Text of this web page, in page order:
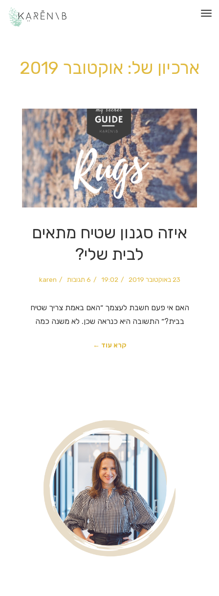
תפריט
ארכיון של: אוקטובר 2019
איזה סגנון שטיח מתאים
לבית שלי?
23 באוקטובר 2019 19:02 6 תגובות karen
האם אי פעם חשבת לעצמך ״האם באמת צריך שטיח
בבית?״ התשובה היא כנראה שכן. לא משנה כמה
קרא עוד ←